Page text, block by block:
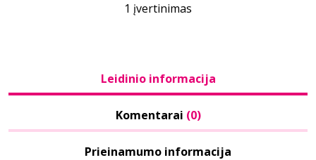
1 įvertinimas
Leidinio informacija
Komentarai (0)
Prieinamumo informacija